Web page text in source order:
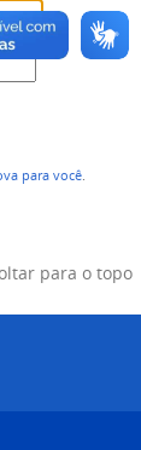
para você
para o topo